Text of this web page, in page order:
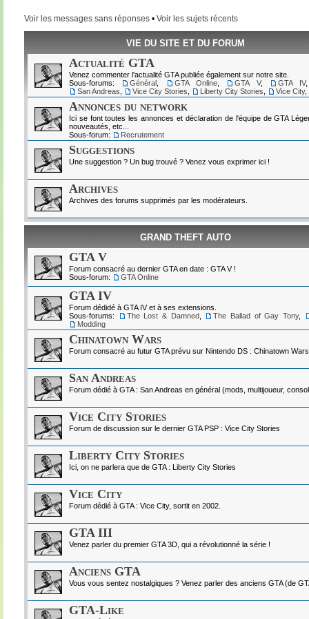
Voir les messages sans réponses• Voir les sujets récents
VIE DU SITE ET DU FORUM
Actualité GTA
Venez commenter l'actualité GTA publiée également sur notre site.
Sous-forums:
Général GTA Online, GTA V, GTA IV
San Andreas
Vice City Stories Liberty City Stories Vice City,
Annonces du network
Ici se font toutes les annonces et déclaration de l'équipe de GTA
nouveautés, etc...
Sous-forum:
Recrutement
Suggestions
Une suggestion ? Un bug trouvé ? Venez vous exprimer ici !
Archives
Archives des forums supprimés par les modérateurs.
GRAND THEFT AUTO
GTA V
Forum consacré au dernier GTA en date : GTA V !
Sous-forum:
GTA Online
GTA IV
Forum dédidé à GTA IV et à ses extensions.
Sous-forums:
The Lost & Damned, The Ballad of Gay Tony,
Modding
Chinatown Wars
Forum consacré au futur GTA prévu sur Nintendo DS : Chinatown Wars
San Andreas
Forum dédié à GTA : San Andreas en général (mods, multijoueur,
Vice City Stories
Forum de discussion sur le dernier GTA PSP : Vice City Stories
Liberty City Stories
Ici, on ne parlera que de GTA : Liberty City Stories
Vice City
Forum dédié à GTA : Vice City, sortit en 2002.
GTA III
Venez parler du premier GTA 3D, qui a révolutionné la série !
Anciens GTA
Vous vous sentez nostalgiques ? Venez parler des anciens GTA (de
GTA-Like